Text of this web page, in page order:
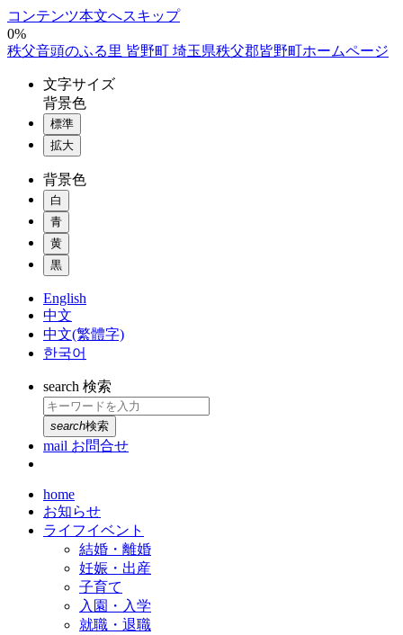
コンテンツ本文へスキップ
0%
秩父音頭のふる里 皆野町 埼玉県秩父郡皆野町ホームページ
文字サイズ
背景色
標準
拡大
背景色
白
青
黄
黒
English
中文
中文(繁體字)
한국어
search 検索
search検索
mail お問合せ
home
お知らせ
ライフイベント
結婚・離婚
妊娠・出産
子育て
入園・入学
就職・退職